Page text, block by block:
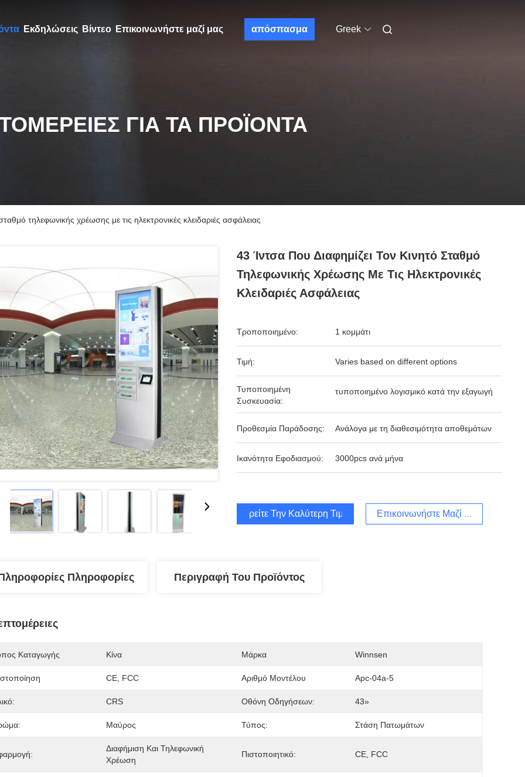
Εκδηλώσεις Βίντεο Επικοινωνήστε μαζί μας απόσπασμα Greek
ΓΙΑ ΤΑ ΠΡΟΪΌΝΤΑ
τηλεφωνικής χρέωσης με τις ηλεκτρονικές κλειδαριές ασφάλειας
43 Ίντσα Που Διαφημίζει Τον Κινητό Σταθμό
Τηλεφωνικής Χρέωσης Με Τις Ηλεκτρονικές
Κλειδαριές Ασφάλειας
Τροποποιημένο: 1 κομμάτι
Τιμή: Varies based on different options
Τυποποιημένη
Συσκευασία:
τυποποιημένο λογισμικό κατά την εξαγωγή
Προθεσμία Παράδοσης: Ανάλογα με τη διαθεσιμότητα αποθεμάτων
Ικανότητα Εφοδιασμού: 3000pcs ανά μήνα
Βρείτε Την Καλύτερη Τιμή Επικοινωνήστε Μαζί Μας
Πληροφορίες Περιγραφή Του Προϊόντος
Καταγωγής Κίνα Μάρκα Winnsen
CE, FCC Αριθμό Μοντέλου Apc-04a-5
CRS Οθόνη Οδηγήσεων: 43»
Μαύρος Τύπος: Στάση Πατωμάτων
Διαφήμιση Και Τηλεφωνική
Χρέωση
Πιστοποιητικό: CE, FCC